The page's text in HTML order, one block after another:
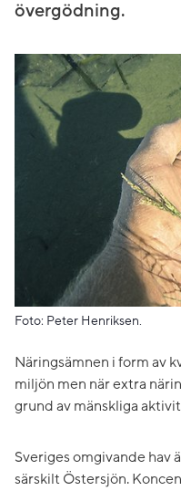
övergödning.
Foto: Peter Henriksen.
Näringsämnen i form av
miljön men när extra
grund av mänskliga
Sveriges omgivande hav
särskilt Östersjön.